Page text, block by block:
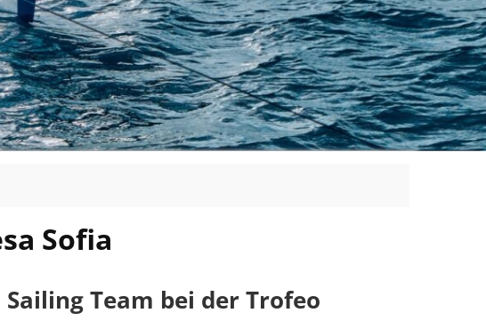
Sofia
Team bei der Trofeo